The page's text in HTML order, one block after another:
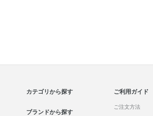
カテゴリから探す
ブランドから探す
ご利用ガイド
ご注文方法